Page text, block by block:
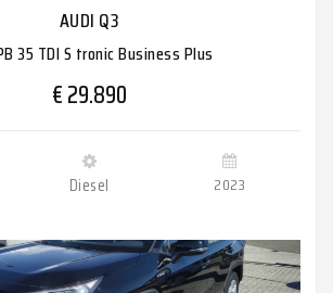
AUDI Q3
35 TDI S tronic Business Plus
€ 29.890
Diesel 2023